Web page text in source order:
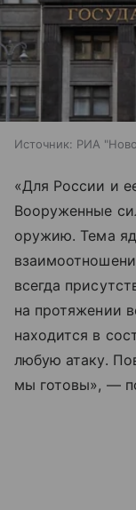
Источник: РИА
«Для России и
Вооруженные
оружию. Тема
всегда
на протяжении
находится в
любую атаку.
мы готовы», —